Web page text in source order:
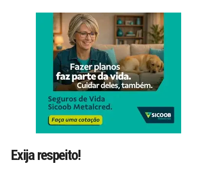
Exija respeito!